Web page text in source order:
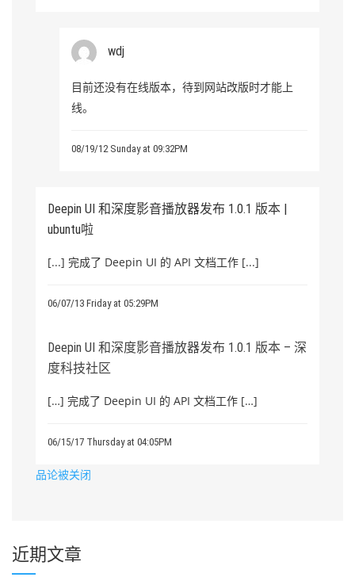
wdj
目前还没有在线版本，待到网站改版时才能上
线。
08/19/12 Sunday at 09:32PM
Deepin UI 和深度影音播放器发布 1.0.1 版本 |
ubuntu啦
[...] 完成了 Deepin UI 的 API 文档工作 [...]
06/07/13 Friday at 05:29PM
Deepin UI 和深度影音播放器发布 1.0.1 版本 – 深
度科技社区
[…] 完成了 Deepin UI 的 API 文档工作 […]
06/15/17 Thursday at 04:05PM
品论被关闭
近期文章